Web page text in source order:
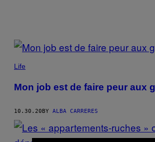
POSTS
BY
THIS
Life
Mon job est de faire peur aux
10.30.20BY ALBA CARRERES